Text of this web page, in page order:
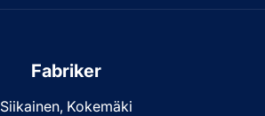
Fabriker
Siikainen, Kokemäki